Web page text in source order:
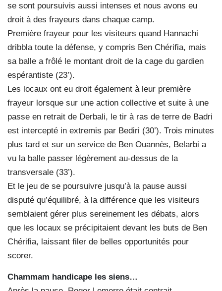
se sont poursuivis aussi intenses et nous avons eu
droit à des frayeurs dans chaque camp.
Première frayeur pour les visiteurs quand Hannachi
dribbla toute la défense, y compris Ben Chérifia, mais
sa balle a frôlé le montant droit de la cage du gardien
espérantiste (23’).
Les locaux ont eu droit également à leur première
frayeur lorsque sur une action collective et suite à une
passe en retrait de Derbali, le tir à ras de terre de Badri
est intercepté in extremis par Bediri (30’). Trois minutes
plus tard et sur un service de Ben Ouannès, Belarbi a
vu la balle passer légèrement au-dessus de la
transversale (33’).
Et le jeu de se poursuivre jusqu’à la pause aussi
disputé qu’équilibré, à la différence que les visiteurs
semblaient gérer plus sereinement les débats, alors
que les locaux se précipitaient devant les buts de Ben
Chérifia, laissant filer de belles opportunités pour
scorer.
Chammam handicape les siens…